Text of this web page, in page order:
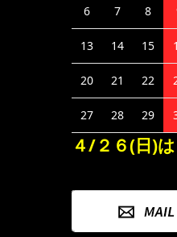
6 7 8
13 14 15
20 21 22
27 28 29
４/２６(日)